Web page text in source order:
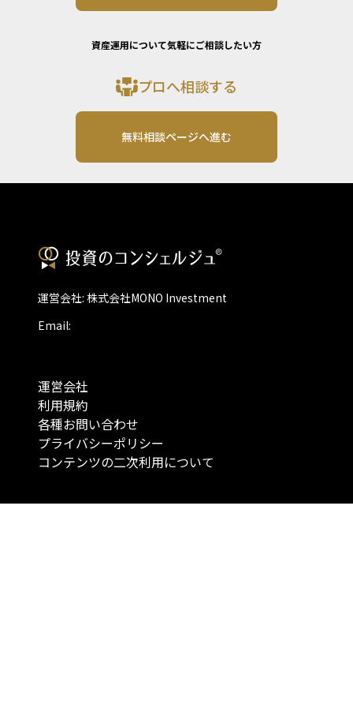
資産運用について気軽にご相談したい方
プロへ相談する
無料相談ページへ進む
運営会社: 株式会社MONO Investment
Email:
運営会社
利用規約
各種お問い合わせ
プライバシーポリシー
コンテンツの二次利用について